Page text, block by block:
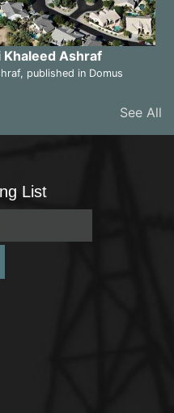
Khaleed Ashraf
published in Domus
See All
List